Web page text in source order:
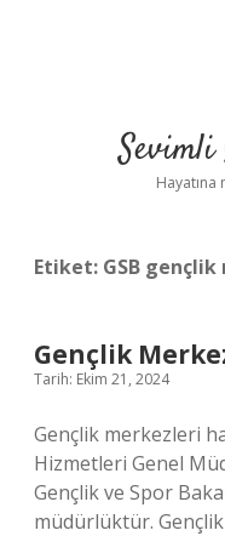
Sevimli
Hayatına
Etiket: GSB
Gençlik
Tarih: Ekim 21, 2024
Gençlik merkezleri
Hizmetleri Genel
Gençlik ve Spor
müdürlüktür. Gençlik